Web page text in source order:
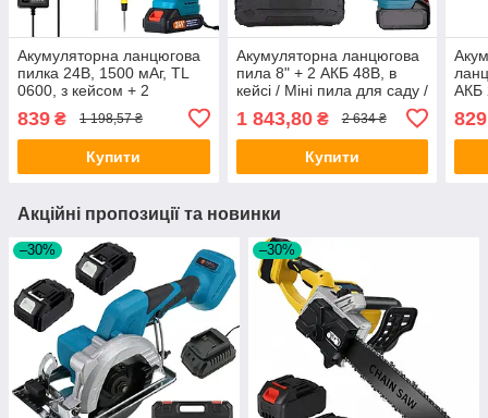
Акумуляторна ланцюгова
пилка 24В, 1500 мАг, TL
0600, з кейсом + 2
електропила / Міні пила
839 ₴ 1 198,57 ₴
Купити
Акумуляторна ланцюгова
пила 8" + 2 АКБ 48В, в
кейсі / Міні пила для саду /
обрізання дерев
1 843,80₴ 2 634 ₴
Купити
АКБ
829
Акційні пропозиції та новинки
–30% –30%